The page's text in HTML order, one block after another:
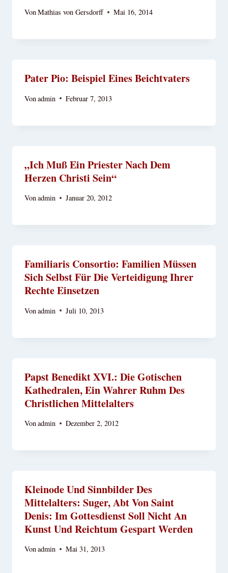
VonMathias von Gersdorff Mai 16, 2014
Pater Pio: Beispiel Eines Beichtvaters
Vonadmin Februar 7, 2013
„Ich Muß Ein Priester Nach Dem
Herzen Christi Sein“
Vonadmin Januar 20, 2012
Familiaris Consortio: Familien Müssen
Sich Selbst Für Die Verteidigung Ihrer
Rechte Einsetzen
Vonadmin Juli 10, 2013
Papst Benedikt XVI.: Die Gotischen
Kathedralen, Ein Wahrer Ruhm Des
Christlichen Mittelalters
Vonadmin Dezember 2, 2012
Kleinode Und Sinnbilder Des
Mittelalters: Suger, Abt Von Saint
Denis: Im Gottesdienst Soll Nicht An
Kunst Und Reichtum Gespart Werden
Vonadmin Mai 31, 2013